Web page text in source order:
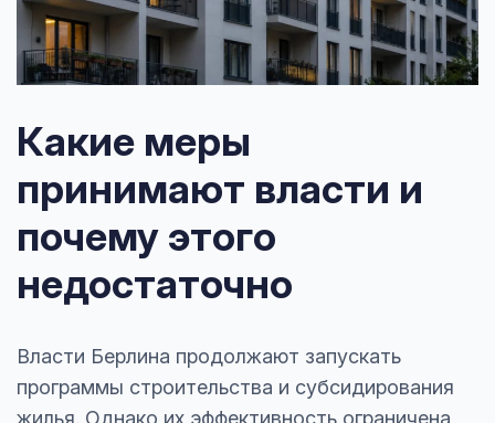
Какие меры
принимают власти и
почему этого
недостаточно
Власти Берлина продолжают запускать
программы строительства и субсидирования
жилья. Однако их эффективность ограничена